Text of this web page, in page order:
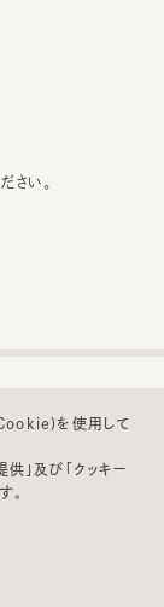
さい。
を使用して
」及び「クッキー
。